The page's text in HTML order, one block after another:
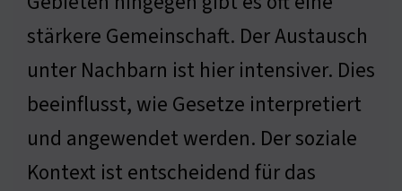
stärkere Gemeinschaft. Der Austausch
unter Nachbarn ist hier intensiver. Dies
beeinflusst, wie Gesetze interpretiert
und angewendet werden. Der soziale
Kontext ist entscheidend für das